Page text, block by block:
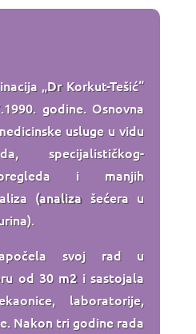
„Dr Korkut-Tešić“
godine. Osnovna
usluge u vidu
specijalističkog-
i manjih
(analiza šećera u
svoj rad u
od 30 m2 i sastojala
laboratorije,
Nakon tri godine rada